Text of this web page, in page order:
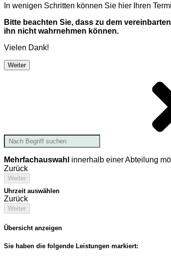
In wenigen Schritten können Sie hier Ihren
Bitte beachten Sie, dass zu dem
ihn nicht wahrnehmen können.
Vielen Dank!
Weiter
Mehrfachauswahl innerhalb einer Abteilung
Zurück
Weiter
Uhrzeit auswählen
Zurück
Weiter
Übersicht anzeigen
Sie haben die folgende Leistungen markiert: